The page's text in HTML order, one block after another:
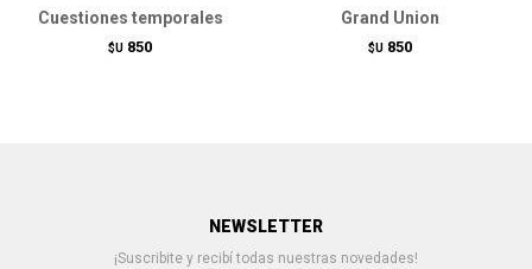
Cuestiones temporales
$U 850
Grand Union
$U 850
NEWSLETTER
¡Suscribite y recibí todas nuestras novedades!